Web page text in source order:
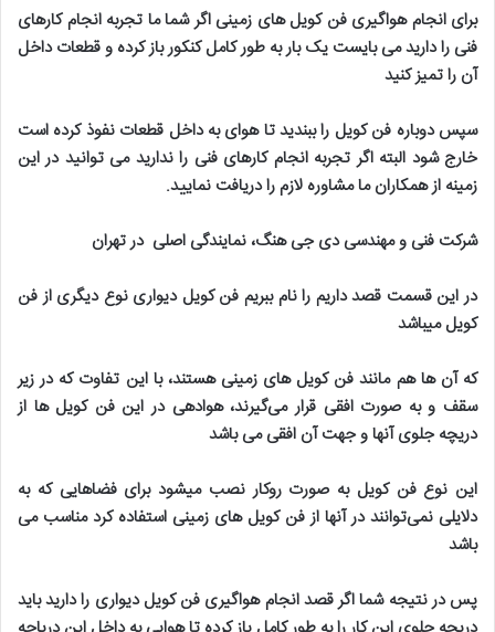
برای انجام هواگیری فن کویل های زمینی اگر شما ما تجربه انجام کارهای
فنی را دارید می بایست یک بار به طور کامل کنکور باز کرده و قطعات داخل
آن را تمیز کنید
سپس دوباره فن کویل را ببندید تا هوای به داخل قطعات نفوذ کرده است
خارج شود البته اگر تجربه انجام کارهای فنی را ندارید می توانید در این
زمینه از همکاران ما مشاوره لازم را دریافت نمایید.
شرکت فنی و مهندسی دی جی هنگ، نمایندگی اصلی در تهران
در این قسمت قصد داریم را نام ببریم فن کویل دیواری نوع دیگری از فن
کویل میباشد
که آن ها هم مانند فن کویل های زمینی هستند، با این تفاوت که در زیر
سقف و به صورت افقی قرار می‌گیرند، هوادهی در این فن کویل ها از
دریچه جلوی آنها و جهت آن افقی می باشد
این نوع فن کویل به صورت روکار نصب میشود برای فضاهایی که به
دلایلی نمی‌توانند در آنها از فن کویل های زمینی استفاده کرد مناسب می
باشد
پس در نتیجه شما اگر قصد انجام هواگیری فن کویل دیواری را دارید باید